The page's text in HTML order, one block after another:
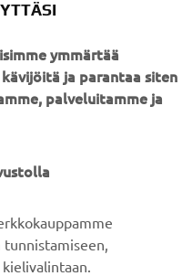
ja järville,
suorituskykyyn, hyvään
rasittavaan
valinta
mukavuutta.
ymmärtää
ja parantaa siten
palveluitamme ja
tunnistamiseen,